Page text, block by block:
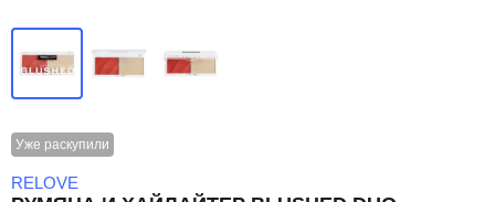
Уже раскупили
RELOVE